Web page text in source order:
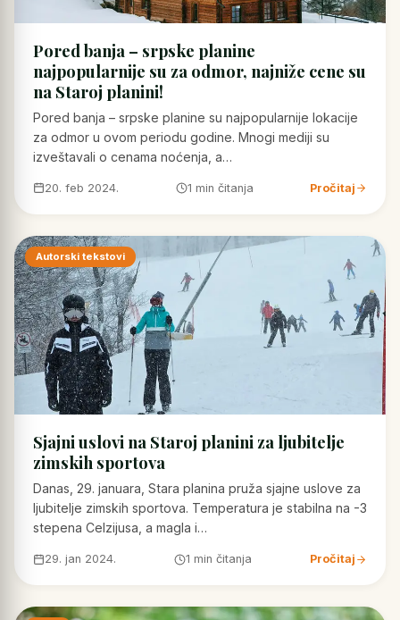
Pored banja – srpske planine
najpopularnije su za odmor, najniže cene su
na Staroj planini!
Pored banja – srpske planine su najpopularnije lokacije
za odmor u ovom periodu godine. Mnogi mediji su
izveštavali o cenama noćenja, a…
20. feb 2024. 1 min čitanja Pročitaj
Autorski tekstovi
Sjajni uslovi na Staroj planini za ljubitelje
zimskih sportova
Danas, 29. januara, Stara planina pruža sjajne uslove za
ljubitelje zimskih sportova. Temperatura je stabilna na -3
stepena Celzijusa, a magla i…
29. jan 2024. 1 min čitanja Pročitaj